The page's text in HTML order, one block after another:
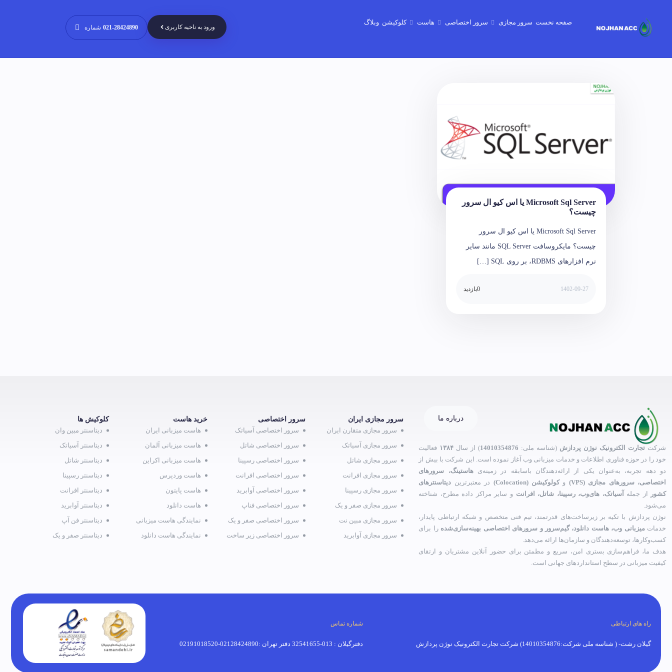
صفحه نخست سرور مجازی سرور اختصاصی هاست کلوکیشن وبلاگ
شماره 021-28424890 ورود به ناحیه کاربری
Microsoft Sql Server یا اس کیو ال سرور
چیست؟
Microsoft Sql Server یا اس کیو ال سرور
چیست؟ مایکروسافت SQL Server مانند سایر
نرم افزارهای RDBMS، بر روی SQL […]
1402-09-27
0بازدید
درباره ما
شرکت تجارت الکترونیک نوژن پردازش (شناسه ملی: 14010354876) از سال ۱۳۸۴ فعالیت
خود را در حوزه فناوری اطلاعات و خدمات میزبانی وب آغاز نموده است. این شرکت با بیش از
دو دهه تجربه، به‌عنوان یکی از ارائه‌دهندگان باسابقه در زمینه‌یهاستینگ، سرورهای
اختصاصی، سرورهای مجازی (VPS)
وکولوکیشن (Colocation) در معتبرترین دیتاسنترهای
کشور
از جمله آسیاتک، های‌وب، رسپینا، شاتل، افرانت و سایر مراکز داده مطرح، شناخته
می‌شود.
نوژن پردازش با تکیه بر زیرساخت‌های قدرتمند، تیم فنی متخصص و شبکه ارتباطی پایدار،
خدماتمیزبانی وب، هاست دانلود، گیم‌سرور و سرورهای اختصاصی بهینه‌سازی‌شده را برای
کسب‌وکارها، توسعه‌دهندگان و سازمان‌ها ارائه می‌دهد.
هدف ما، فراهم‌سازی بستری امن، سریع و مطمئن برای حضور آنلاین مشتریان و ارتقای
کیفیت میزبانی در سطح استانداردهای جهانی است.
سرور مجازی ایران
سرور مجازی متقارن ایران
سرور مجازی آسیاتک
سرور مجازی شاتل
سرور مجازی افرانت
سرور مجازی رسپینا
سرور مجازی صفر و یک
سرور مجازی مبین نت
سرور مجازی آوابرید
سرور اختصاصی
سرور اختصاصی آسیاتک
سرور اختصاصی شاتل
سرور اختصاصی رسپینا
سرور اختصاصی افرانت
سرور اختصاصی آوابرید
سرور اختصاصی فناپ
سرور اختصاصی صفر و یک
سرور اختصاصی زیر ساخت
خرید هاست
هاست میزبانی ایران
هاست میزبانی آلمان
هاست میزبانی اکراین
هاست وردپرس
هاست پایتون
هاست دانلود
نمایندگی هاست میزبانی
نمایندگی هاست دانلود
کلوکیش ها
دیتاسنتر مبین وان
دیتاسنتر آسیاتک
دیتاسنتر شاتل
دیتاسنتر رسپینا
دیتاسنتر افرانت
دیتاسنتر آوابرید
دیتاسنتر فن آپ
دیتاسنتر صفر و یک
راه های ارتباطی
گیلان رشت- ( شناسه ملی شرکت:14010354876) شرکت تجارت الکترونیک نوژن پردازش
شماره تماس
دفترگیلان : 013-32541655 دفتر تهران :02128424890-02191018520